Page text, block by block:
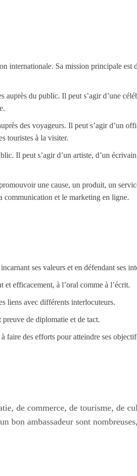
internationale. Sa mission principale
du public. Il peut s’agir d’une
des voyageurs. Il peut s’agir d’un
touristes à la visiter.
Il peut s’agir d’un artiste, d’un
une cause, un produit, un
communication et le marketing en ligne.
ses valeurs et en défendant ses
et efficacement, à l’oral comme à l’écrit.
liens avec différents interlocuteurs.
preuve de diplomatie et de tact.
faire des efforts pour atteindre ses
de commerce, de tourisme, de
ambassadeur sont